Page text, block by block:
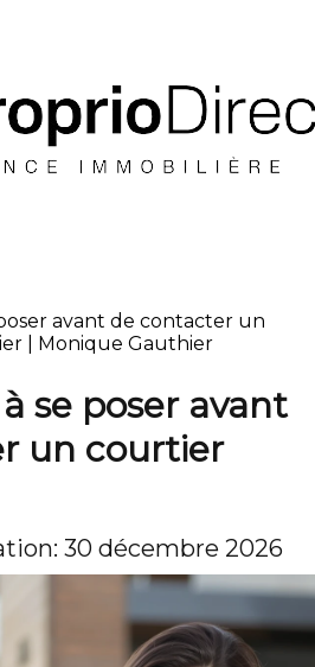
avant de contacter un
| Monique Gauthier
se poser avant
un courtier
30 décembre 2026